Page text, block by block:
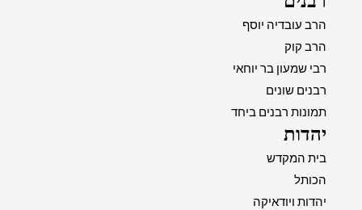
הרב עובדיה יוסף
הרב קוק
רבי שמעון בר יוחאי
רבנים שונים
תמונות רבנים ביחד
יהדות
בית המקדש
הכותל
יהדות ויודאיקה